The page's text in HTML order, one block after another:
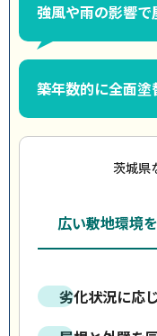
強風や雨の影響
築年数的に全面
茨城県
広い敷地環境
劣化状況に応